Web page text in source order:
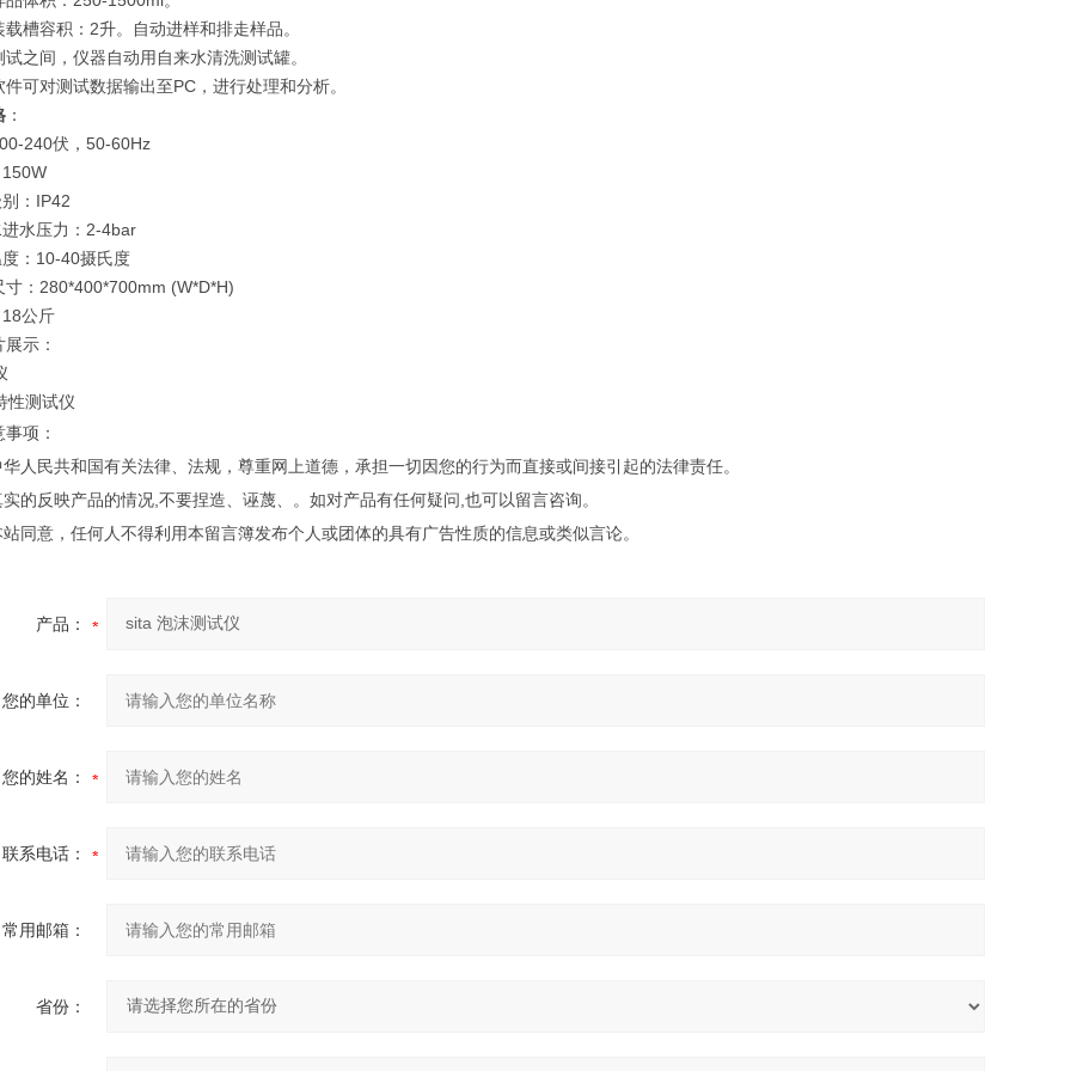
槽容积：2升。自动进样和排走样品。
之间，仪器自动用自来水清洗测试罐。
可对测试数据输出至PC，进行处理和分析。
：
240伏，50-60Hz
：IP42
水压力：2-4bar
：10-40摄氏度
：280*400*700mm (W*D*H)
公斤
示：
项：
人民共和国有关法律、法规，尊重网上道德，承担一切因您的行为而直接或间接引起的法律责任。
的反映产品的情况,不要捏造、诬蔑、。如对产品有任何疑问,也可以留言咨询。
同意，任何人不得利用本留言簿发布个人或团体的具有广告性质的信息或类似言论。
产品：
您的单位：
您的姓名：
联系电话：
常用邮箱：
省份：